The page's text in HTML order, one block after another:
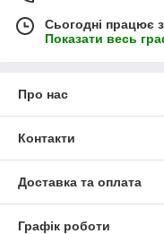
Сьогодні працює
Показати весь
Про нас
Контакти
Доставка та оплата
Графік роботи